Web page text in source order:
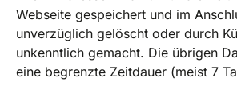
Webseite gespeichert und im
unverzüglich gelöscht oder durch
unkenntlich gemacht. Die übrigen
eine begrenzte Zeitdauer (meist 7